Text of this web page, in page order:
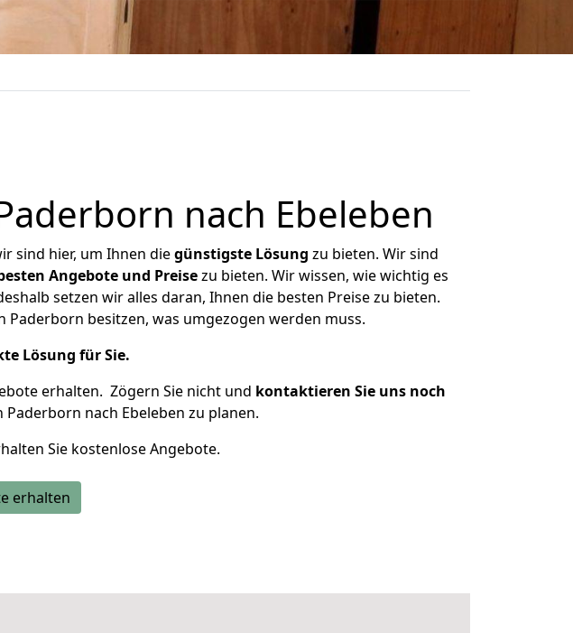
nach Ebeleben
sind hier, um Ihnen diegünstigste Lösung zu bieten. Wir sind
Angebote und Preisezu bieten. Wir wissen, wie wichtig es
setzen wir alles daran, Ihnen die besten Preise zu bieten.
besitzen, was umgezogen werden muss.
Lösung für Sie.
erhalten. Zögern Sie nicht und kontaktieren Sie uns noch
nach Ebeleben zu planen.
Sie kostenlose Angebote.
erhalten